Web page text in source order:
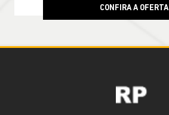
CONFIRA A OFERTA